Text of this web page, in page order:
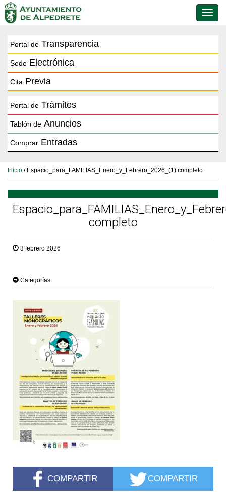
de
Portal de Transparencia
Sede Electrónica
Cita Previa
Portal de Trámites
Tablón de Anuncios
Comprar Entradas
Inicio / Espacio_para_FAMILIAS_Enero_y_Febrero_2026_(1) completo
completo
3 febrero 2026
Categorías:
COMPARTIR COMPARTIR